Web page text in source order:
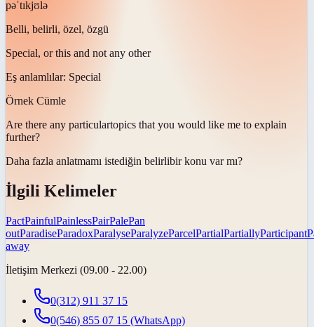
pəˈtɪkjʊlə
Belli, belirli, özel, özgü
Special, or this and not any other
Eş anlamlılar: Special
Örnek Cümle
Are there any particulartopics that you would like me to explain
further?
Daha fazla anlatmamı istediğin belirlibir konu var mı?
İlgili Kelimeler
PactPainfulPainlessPairPalePan
outParadiseParadoxParalyseParalyzeParcelPartialPartiallyParticipant
away
İletişim Merkezi (09.00 - 22.00)
0(312) 911 37 15
0(546) 855 07 15 (WhatsApp)